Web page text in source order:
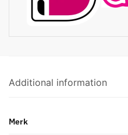
Additional information
Merk